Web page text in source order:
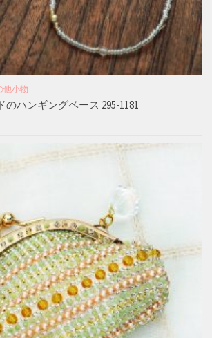
他小物
ハンギングベース 295-1181